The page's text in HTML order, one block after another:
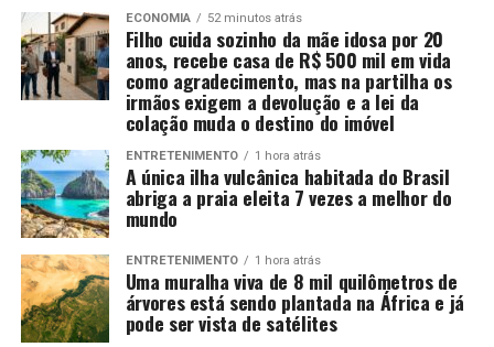
ECONOMIA 52 minutos atrás
Filho cuida sozinho da mãe idosa por 20
anos, recebe casa de R$ 500 mil em vida
como agradecimento, mas na partilha os
irmãos exigem a devolução e a lei da
colação muda o destino do imóvel
ENTRETENIMENTO 1 hora atrás
A única ilha vulcânica habitada do Brasil
abriga a praia eleita 7 vezes a melhor do
mundo
ENTRETENIMENTO 1 hora atrás
Uma muralha viva de 8 mil quilômetros de
árvores está sendo plantada na África e já
pode ser vista de satélites